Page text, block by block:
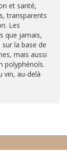
et santé,
transparents
Les
que jamais,
la base de
mais aussi
polyphénols.
vin, au-delà